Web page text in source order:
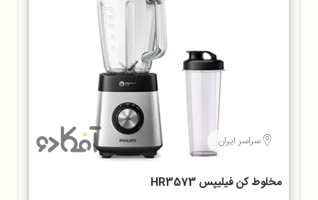
سراسر ایران
مخلوط کن فيليپس HR3573